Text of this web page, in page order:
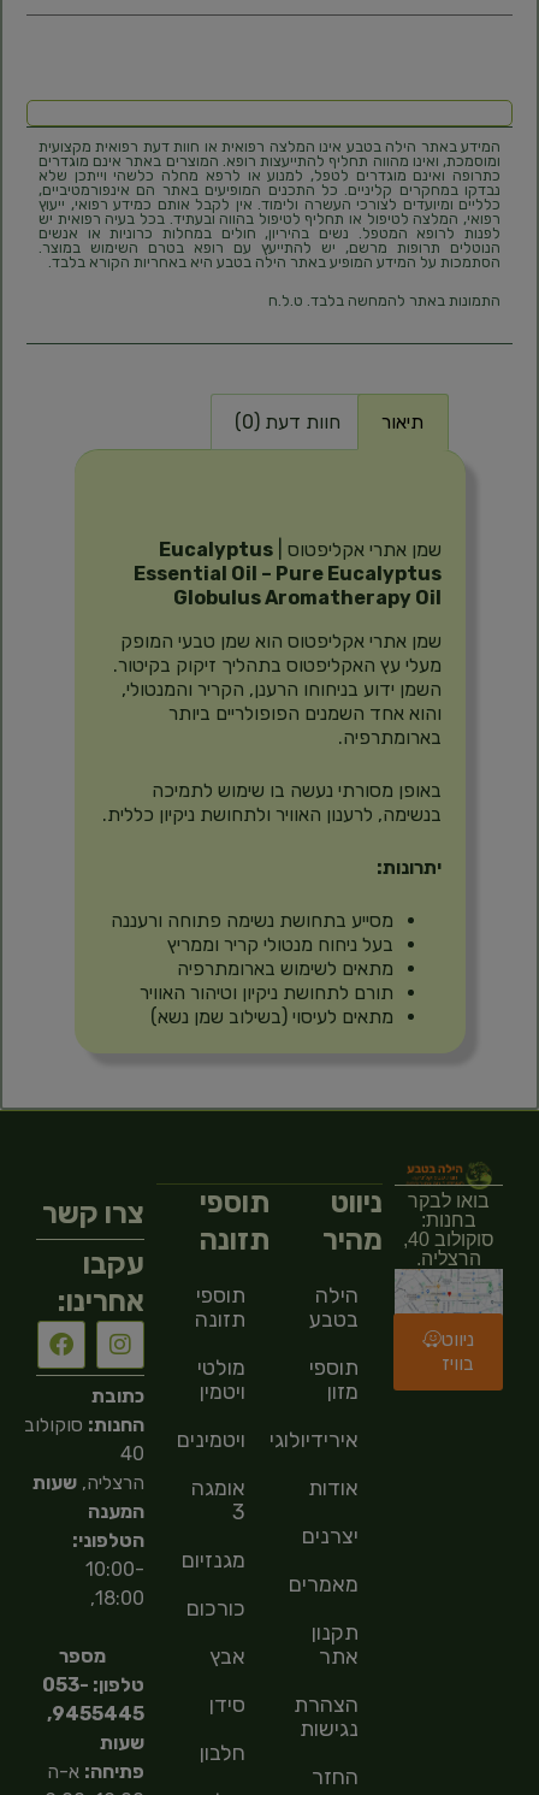
המידע באתר הילה בטבע אינו המלצה רפואית או חוות דעת רפואית מקצועית
ומוסמכת, ואינו מהווה תחליף להתייעצות רופא. המוצרים באתר אינם מוגדרים
כתרופה ואינם מוגדרים לטפל, למנוע או לרפא מחלה כלשהי וייתכן שלא
נבדקו במחקרים קליניים. כל התכנים המופיעים באתר הם אינפורמטיביים,
כלליים ומיועדים לצורכי העשרה ולימוד. אין לקבל אותם כמידע רפואי, ייעוץ
רפואי, המלצה לטיפול או תחליף לטיפול בהווה ובעתיד. בכל בעיה רפואית יש
לפנות לרופא המטפל. נשים בהיריון, חולים במחלות כרוניות או אנשים
הנוטלים תרופות מרשם, יש להתייעץ עם רופא בטרם השימוש במוצר.
הסתמכות על המידע המופיע באתר הילה בטבע היא באחריות הקורא בלבד.
התמונות באתר להמחשה בלבד. ט.ל.ח
תיאור חוות דעת (0)
שמן אתרי אקליפטוס |Eucalyptus
Essential Oil – Pure Eucalyptus
Globulus Aromatherapy Oil
שמן אתרי אקליפטוס הוא שמן טבעי המופק
מעלי עץ האקליפטוס בתהליך זיקוק בקיטור.
השמן ידוע בניחוחו הרענן, הקריר והמנטולי,
והוא אחד השמנים הפופולריים ביותר
בארומתרפיה.
באופן מסורתי נעשה בו שימוש לתמיכה
בנשימה, לרענון האוויר ולתחושת ניקיון כללית.
יתרונות:
מסייע בתחושת נשימה פתוחה ורעננה
בעל ניחוח מנטולי קריר וממריץ
מתאים לשימוש בארומתרפיה
תורם לתחושת ניקיון וטיהור האוויר
מתאים לעיסוי (בשילוב שמן נשא)
בואו לבקר
בחנות:
סוקולוב 40,
הרצליה.
ניווט
בוויז
ניווט
מהיר
הילה
בטבע
תוספי
מזון
אירידיולוגיה
אודות
יצרנים
מאמרים
תקנון
אתר
הצהרת
נגישות
החזר
תוספי
תזונה
תוספי
תזונה
מולטי
ויטמין
ויטמינים
אומגה
3
מגנזיום
כורכום
אבץ
סידן
חלבון
צרו קשר
עקבו
אחרינו:
כתובת
החנות: סוקולוב
40
הרצליה,שעות
המענה
הטלפוני:
10:00-
18:00,
מספר
טלפון: 053-
9455445,
שעות
פתיחה: א-ה